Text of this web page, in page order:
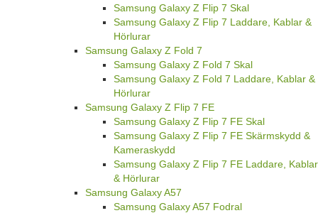
Samsung Galaxy Z Flip 7 Skal
Samsung Galaxy Z Flip 7 Laddare, Kablar &
Hörlurar
Samsung Galaxy Z Fold 7
Samsung Galaxy Z Fold 7 Skal
Samsung Galaxy Z Fold 7 Laddare, Kablar &
Hörlurar
Samsung Galaxy Z Flip 7 FE
Samsung Galaxy Z Flip 7 FE Skal
Samsung Galaxy Z Flip 7 FE Skärmskydd &
Kameraskydd
Samsung Galaxy Z Flip 7 FE Laddare, Kablar
& Hörlurar
Samsung Galaxy A57
Samsung Galaxy A57 Fodral